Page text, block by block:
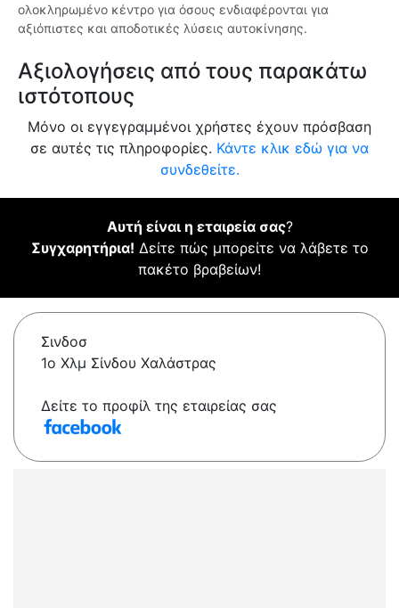
ολοκληρωμένο κέντρο για όσους ενδιαφέρονται για
αξιόπιστες και αποδοτικές λύσεις αυτοκίνησης.
Αξιολογήσεις από τους παρακάτω
ιστότοπους
Μόνο οι εγγεγραμμένοι χρήστες έχουν πρόσβαση
σε αυτές τις πληροφορίες. Κάντε κλικ εδώ για να
συνδεθείτε.
Αυτή είναι η εταιρεία σας?
Συγχαρητήρια! Δείτε πώς μπορείτε να λάβετε το
πακέτο βραβείων!
Σινδοσ
1ο Χλμ Σίνδου Χαλάστρας
Δείτε το προφίλ της εταιρείας σας